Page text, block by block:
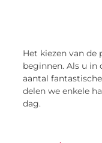
Het kiezen van
beginnen. Als u
aantal
delen we enkele
dag.